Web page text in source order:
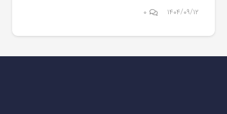
۱۴۰۴/۰۹/۱۲ ۰